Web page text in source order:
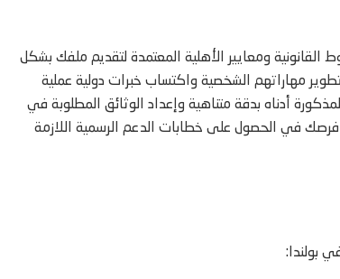
ومعايير الأهلية المعتمدة لتقديم ملفك بشكل
مهاراتهم الشخصية واكتساب خبرات دولية عملية
أدناه بدقة متناهية وإعداد الوثائق المطلوبة في
فرصك في الحصول على خطابات الدعم الرسمية اللازمة
بولندا: